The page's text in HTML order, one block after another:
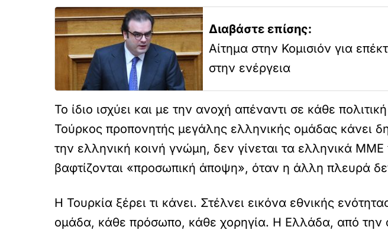
Διαβάστε επίσης:
Αίτημα στην Κομισιόν για
στην ενέργεια
Το ίδιο ισχύει και με την ανοχή απέναντι σε κάθε
Τούρκος προπονητής μεγάλης ελληνικής ομάδας κάνει
την ελληνική κοινή γνώμη, δεν γίνεται τα ελληνικά
βαφτίζονται «προσωπική άποψη», όταν η άλλη πλευρά
Η Τουρκία ξέρει τι κάνει. Στέλνει εικόνα εθνικής
ομάδα, κάθε πρόσωπο, κάθε χορηγία. Η Ελλάδα, από την